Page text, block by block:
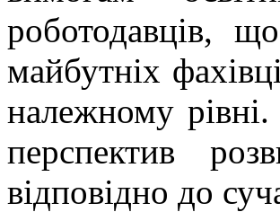
роботодавців,
майбутніх
належному
перспектив
відповідно до